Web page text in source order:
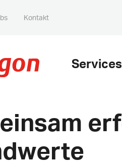
Kontakt
Services